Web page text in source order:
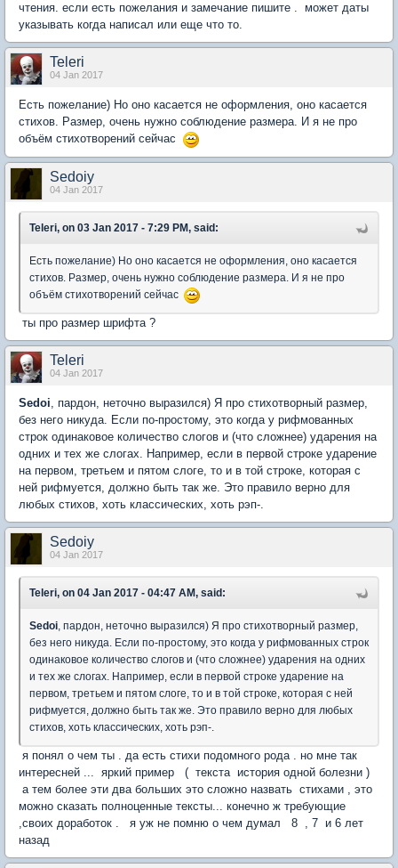
чтения. если есть пожелания и замечание пишите . может даты
указывать когда написал или еще что то.
Teleri
04 Jan 2017
Есть пожелание) Но оно касается не оформления, оно касается
стихов. Размер, очень нужно соблюдение размера. И я не про
объём стихотворений сейчас
Sedoiy
04 Jan 2017
Teleri, on 03 Jan 2017 - 7:29 PM, said:
Есть пожелание) Но оно касается не оформления, оно касается
стихов. Размер, очень нужно соблюдение размера. И я не про
объём стихотворений сейчас
ты про размер шрифта ?
Teleri
04 Jan 2017
Sedoi , пардон, неточно выразился) Я про стихотворный размер,
без него никуда. Если по-простому, это когда у рифмованных
строк одинаковое количество слогов и (что сложнее) ударения на
одних и тех же слогах. Например, если в первой строке ударение
на первом, третьем и пятом слоге, то и в той строке, которая с
ней рифмуется, должно быть так же. Это правило верно для
любых стихов, хоть классических, хоть рэп-.
Sedoiy
04 Jan 2017
Teleri, on 04 Jan 2017 - 04:47 AM, said:
Sedoi , пардон, неточно выразился) Я про стихотворный размер,
без него никуда. Если по-простому, это когда у рифмованных строк
одинаковое количество слогов и (что сложнее) ударения на одних
и тех же слогах. Например, если в первой строке ударение на
первом, третьем и пятом слоге, то и в той строке, которая с ней
рифмуется, должно быть так же. Это правило верно для любых
стихов, хоть классических, хоть рэп-.
я понял о чем ты . да есть стихи подомного рода . но мне так
интересней ... яркий пример ( текста история одной болезни )
а тем более эти два больших это сложно назвать стихами , это
можно сказать полноценные тексты... конечно ж требующие
,своих доработок . я уж не помню о чем думал 8 , 7 и 6 лет
назад